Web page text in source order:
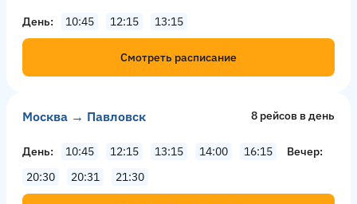
День 10:45 12:15 13:15
Смотреть расписание
Москва → Павловск 8 рейсов в день
День 10:45 12:15 13:15 14:00 16:15
Вечер
20:30
20:31 21:30